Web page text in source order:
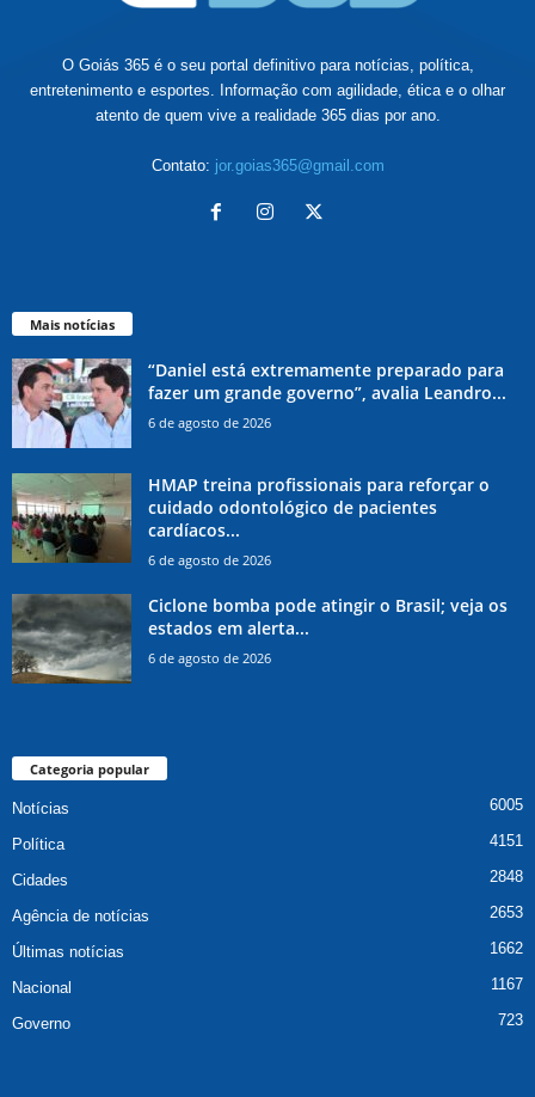
O Goiás 365 é o seu portal definitivo para notícias, política,
entretenimento e esportes. Informação com agilidade, ética e o olhar
atento de quem vive a realidade 365 dias por ano.
Contato: jor.goias365@gmail.com
Mais notícias
“Daniel está extremamente preparado para
fazer um grande governo”, avalia Leandro...
6 de agosto de 2026
HMAP treina profissionais para reforçar o
cuidado odontológico de pacientes
cardíacos...
6 de agosto de 2026
Ciclone bomba pode atingir o Brasil; veja os
estados em alerta...
6 de agosto de 2026
Categoria popular
Notícias 6005
Política 4151
Cidades 2848
Agência de notícias 2653
Últimas notícias 1662
Nacional 1167
Governo 723